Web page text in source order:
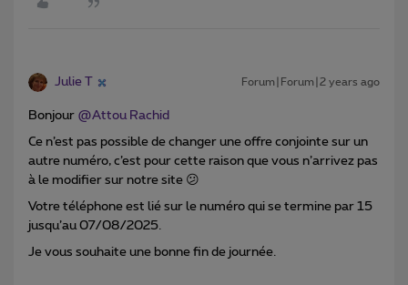
Julie T Forum|Forum|2 years ago
Bonjour @Attou Rachid
Ce n’est pas possible de changer une offre conjointe sur un
autre numéro, c’est pour cette raison que vous n’arrivez pas
à le modifier sur notre site 😕
Votre téléphone est lié sur le numéro qui se termine par 15
jusqu’au 07/08/2025.
Je vous souhaite une bonne fin de journée.